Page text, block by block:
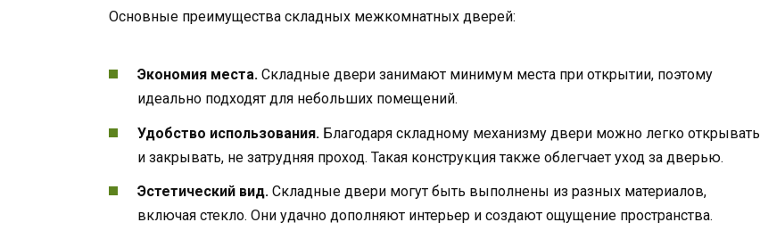
Основные преимущества складных межкомнатных дверей:
Экономия места. Складные двери занимают минимум места при открытии, поэтому
идеально подходят для небольших помещений.
Удобство использования. Благодаря складному механизму двери можно легко открывать
и закрывать, не затрудняя проход. Такая конструкция также облегчает уход за дверью.
Эстетический вид. Складные двери могут быть выполнены из разных материалов,
включая стекло. Они удачно дополняют интерьер и создают ощущение пространства.